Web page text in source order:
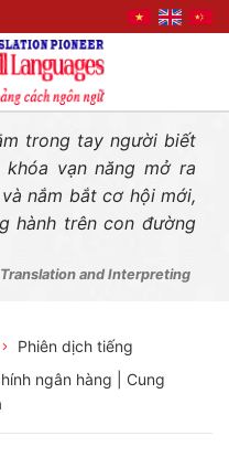
trong tay người biết
vạn năng mở ra
nắm bắt cơ hội mới,
hành trên con đường
and Interpreting
Phiên dịch tiếng
ngân hàng | Cung